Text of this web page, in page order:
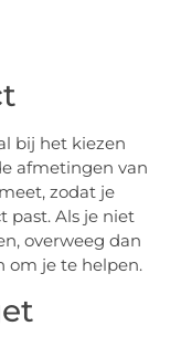
bij het kiezen
afmetingen van
zodat je
past. Als je niet
overweeg dan
om je te helpen.